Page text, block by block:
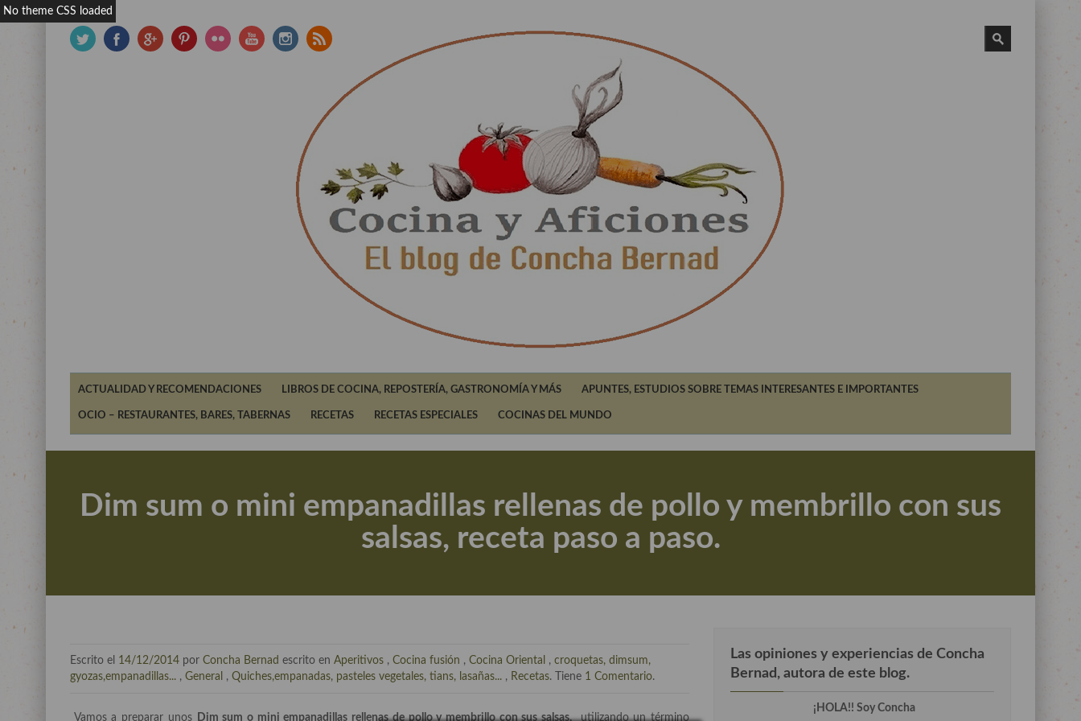
ACTUALIDAD Y RECOMENDACIONES LIBROS DE COCINA, REPOSTERÍA, GASTRONOMÍA Y MÁS APUNTES, ESTUDIOS SOBRE TEMAS INTERESANTES E IMPORTANTES
OCIO – RESTAURANTES, BARES, TABERNAS RECETAS RECETAS ESPECIALES COCINAS DEL MUNDO
Dim sum o mini empanadillas rellenas de pollo y membrillo con sus
salsas, receta paso a paso.
Escrito el 14/12/2014 por Concha Bernad escrito en Aperitivos , Cocina fusión , Cocina Oriental , croquetas, dimsum,
gyozas,empanadillas... , General , Quiches,empanadas, pasteles vegetales, tians, lasañas... , Recetas. Tiene 1 Comentario.
Vamos a preparar unos Dim sum o mini empanadillas rellenas de pollo y membrillo con sus salsas,utilizando un término
Las opiniones y experiencias de Concha
Bernad, autora de este blog.
¡HOLA!! Soy Concha
No theme CSS loaded